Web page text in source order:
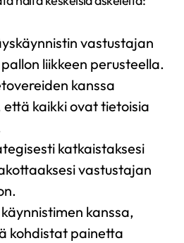
vastustajan
liikkeen perusteella.
kanssa
kaikki ovat tietoisia
katkaistaksesi
vastustajan
kanssa,
kohdistat painetta